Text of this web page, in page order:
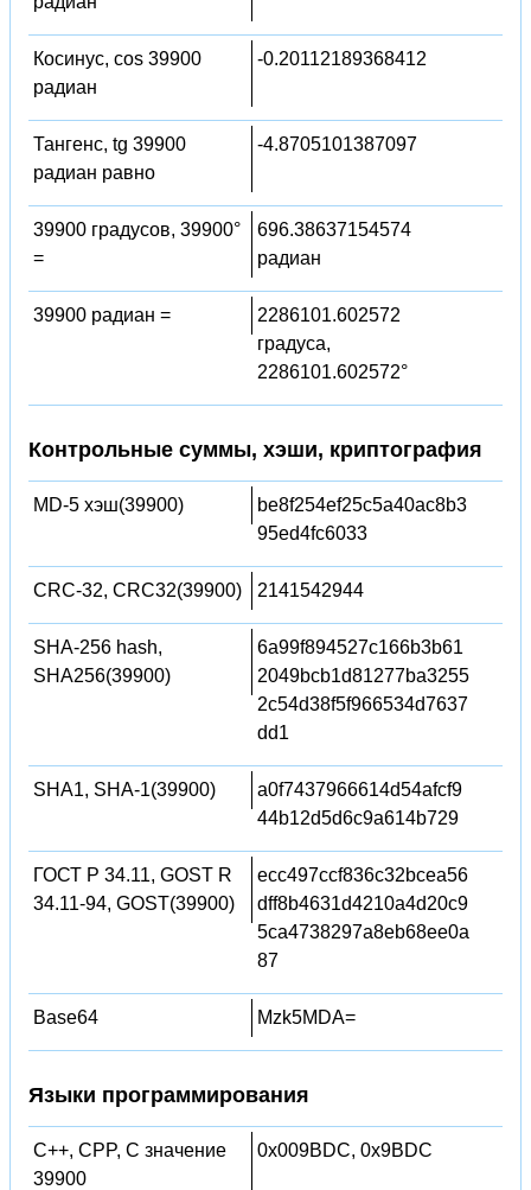
Косинус, cos 39900
радиан
-0.20112189368412
Тангенс, tg 39900
радиан равно
-4.8705101387097
39900 градусов, 39900°
=
696.38637154574
радиан
39900 радиан =
2286101.602572
градуса,
2286101.602572°
Контрольные суммы, хэши, криптография
MD-5 хэш(39900)
be8f254ef25c5a40ac8b3
95ed4fc6033
CRC-32, CRC32(39900) 2141542944
SHA-256 hash,
SHA256(39900)
6a99f894527c166b3b61
2049bcb1d81277ba3255
2c54d38f5f966534d7637
dd1
SHA1, SHA-1(39900)
a0f7437966614d54afcf9
44b12d5d6c9a614b729
ГОСТ Р 34.11, GOST R
34.11-94, GOST(39900)
ecc497ccf836c32bcea56
dff8b4631d4210a4d20c9
5ca4738297a8eb68ee0a
87
Base64 Mzk5MDA=
Языки программирования
C++, CPP, C значение
39900
0x009BDC, 0x9BDC